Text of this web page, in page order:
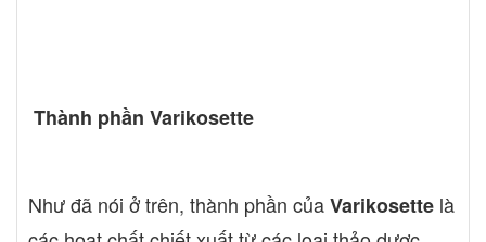
Thành phần Varikosette
Như đã nói ở trên, thành phần củaVarikosette là